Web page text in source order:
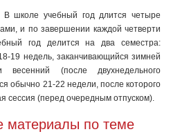
В школе учебный год длится четыре
и по завершении каждой четверти
год делится на два семестра:
19 недель, заканчивающийся зимней
весенний (после двухнедельного
обычно 21-22 недели, после которого
сессия (перед очередным отпуском).
материалы по теме